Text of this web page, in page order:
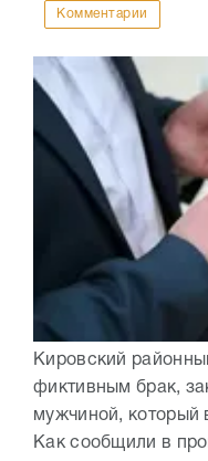
Комментарии
Кировский
фиктивным брак,
мужчиной, который
Как сообщили в